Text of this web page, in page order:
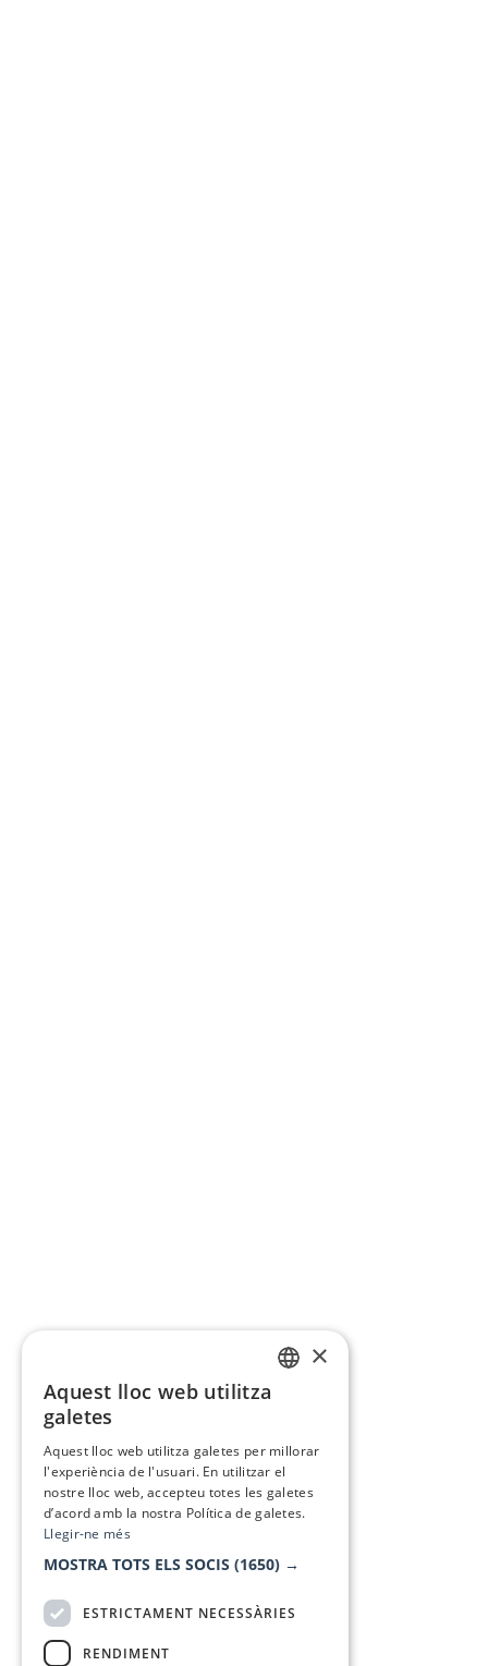
×
Aquest lloc web utilitza
galetes
Aquest lloc web utilitza galetes per millorar
l'experiència de l'usuari. En utilitzar el
nostre lloc web, accepteu totes les galetes
d’acord amb la nostra Política de galetes.
Llegir-ne més
MOSTRA TOTS ELS SOCIS (1650) →
ESTRICTAMENT NECESSÀRIES
RENDIMENT